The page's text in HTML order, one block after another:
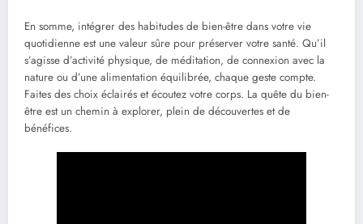
En somme, intégrer des habitudes de bien-être dans votre vie
quotidienne est une valeur sûre pour préserver votre santé. Qu’il
s’agisse d’activité physique, de méditation, de connexion avec la
nature ou d’une alimentation équilibrée, chaque geste compte.
Faites des choix éclairés et écoutez votre corps. La quête du bien-
être est un chemin à explorer, plein de découvertes et de
bénéfices.